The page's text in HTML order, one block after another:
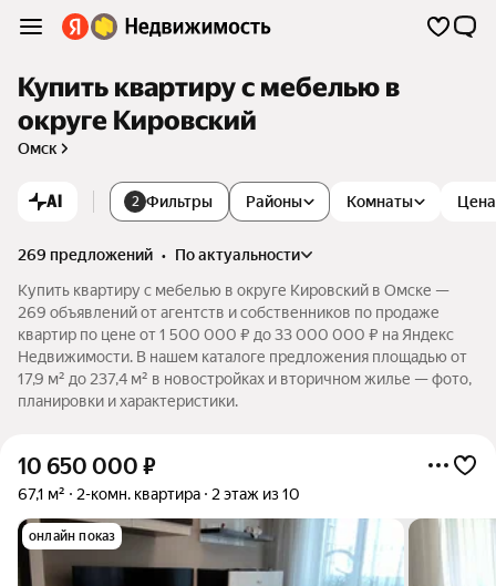
Купить квартиру с мебелью в
округе Кировский
Омск
AI 2 Фильтры Комнаты Цена
Районы
269 предложений •
по актуальности
Купить квартиру с мебелью в округе Кировский в Омске —
269 объявлений от агентств и собственников по продаже
квартир по цене от 1 500 000 ₽ до 33 000 000 ₽ на Яндекс
Недвижимости. В нашем каталоге предложения площадью от
17,9 м² до 237,4 м² в новостройках и вторичном жилье — фото,
планировки и характеристики.
10 650 000 ₽
67,1 м² 2-комн. квартира 2 этаж из 10
онлайн показ